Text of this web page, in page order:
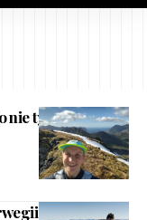
nie tylko bieg, to